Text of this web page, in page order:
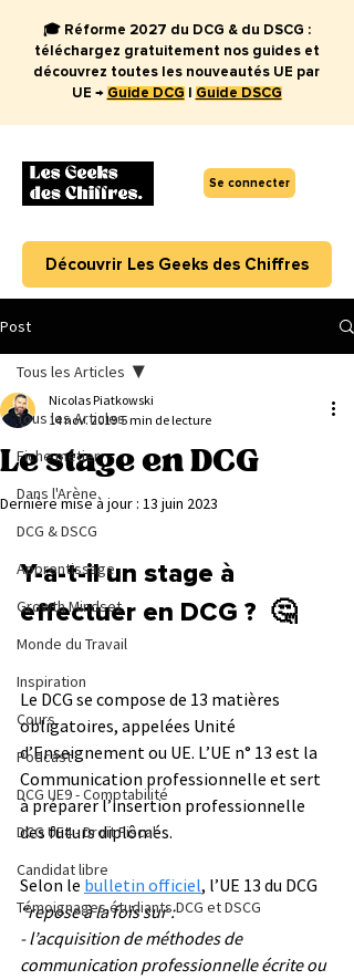
Se connecter
🎓 Réforme 2027 du DCG & du DSCG :
téléchargez gratuitement nos guides et
découvrez toutes les nouveautés UE par
UE → Guide DCG Guide DSCG
Découvrir Les Geeks des Chiffres
Post
Tous les Articles
Fiche métier
Dans l'Arène
DCG & DSCG
Apprentissage
Growth Mindset
Monde du Travail
Inspiration
Cours
Podcast
DCG UE9 - Comptabilité
DCG UE4 - Droit Fiscal
Candidat libre
Témoignages étudiants DCG et DSCG
Tous les Articles
Le stage en DCG
Nicolas Piatkowski
14 nov. 2019 5 min de lecture
Dernière mise à jour : 13 juin 2023
Y-a-t-il un stage à
effectuer en DCG ?  🤔
Le DCG se compose de 13 matières
obligatoires, appelées Unité
d’Enseignement ou UE. L’UE n° 13 est la
Communication professionnelle et sert
à préparer l’insertion professionnelle
des futurs diplômés.
Selon le bulletin officiel, l’UE 13 du DCG
“repose à la fois sur :
- l’acquisition de méthodes de
communication professionnelle écrite ou